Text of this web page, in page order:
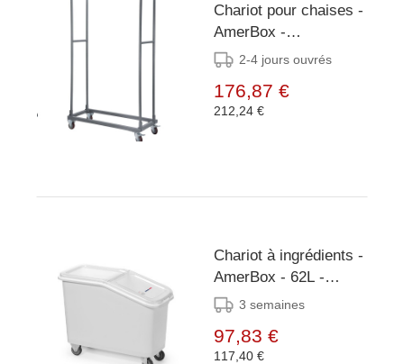
Chariot pour chaises -
AmerBox -
1140x492x(H)1895mm
2-4 jours ouvrés
176,87 €
212,24 €
Chariot à ingrédients -
AmerBox - 62L -
345x720x(H)570mm
3 semaines
97,83 €
117,40 €